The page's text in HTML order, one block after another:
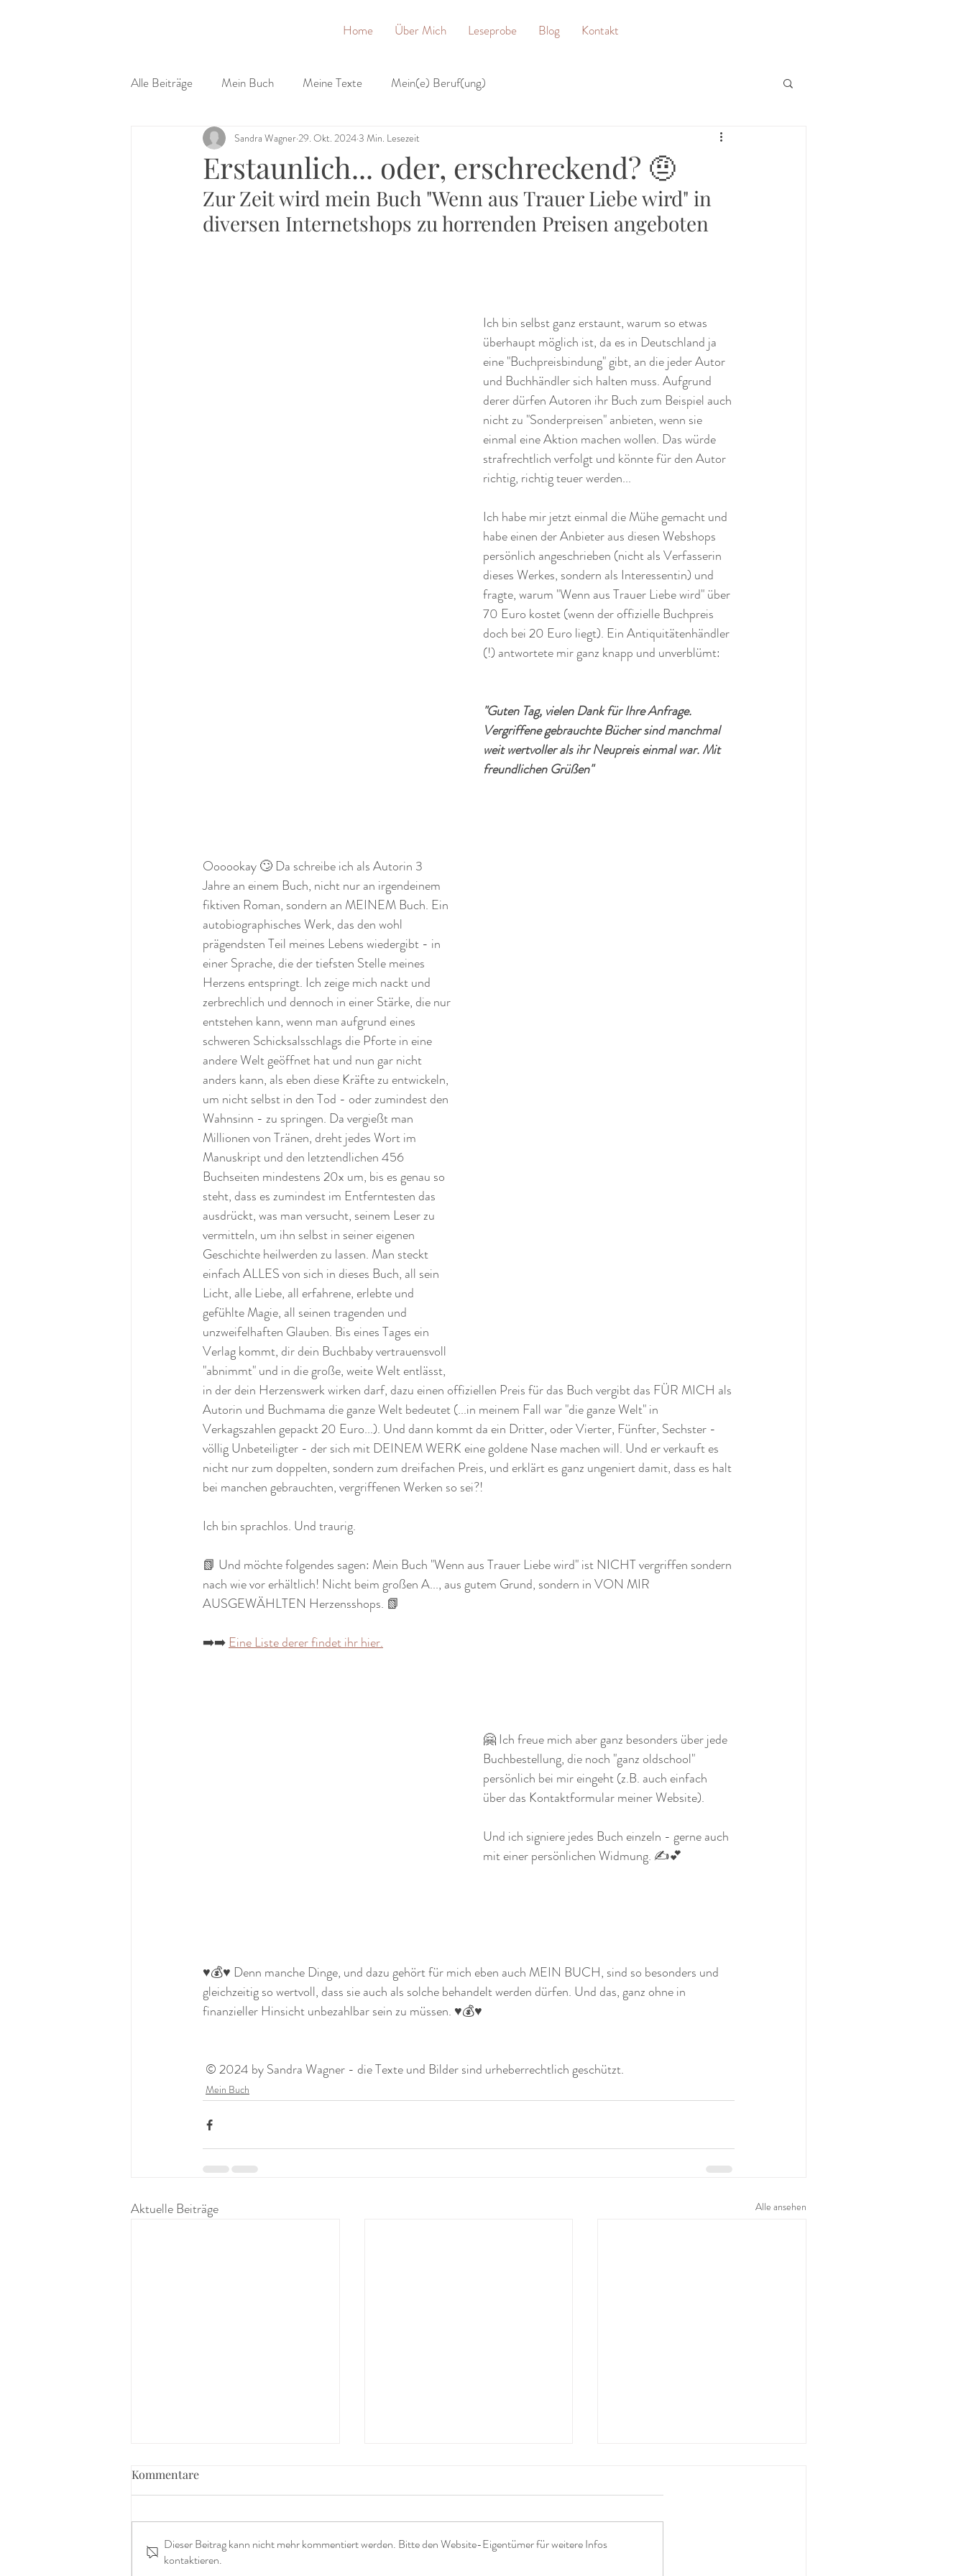
Home Über Mich Leseprobe Blog Kontakt
Alle Beiträge Mein Buch Meine Texte Mein(e) Beruf(ung)
Erstaunlich... oder, erschreckend? 🤨
Sandra Wagner 29. Okt. 20243 Min. Lesezeit
Zur Zeit wird mein Buch "Wenn aus Trauer Liebe wird" in
diversen Internetshops zu horrenden Preisen angeboten
Ich bin selbst ganz erstaunt, warum so etwas
überhaupt möglich ist, da es in Deutschland ja
eine "Buchpreisbindung" gibt, an die jeder Autor
und Buchhändler sich halten muss. Aufgrund
derer dürfen Autoren ihr Buch zum Beispiel auch
nicht zu "Sonderpreisen" anbieten, wenn sie
einmal eine Aktion machen wollen. Das würde
strafrechtlich verfolgt und könnte für den Autor
richtig, richtig teuer werden...
Ich habe mir jetzt einmal die Mühe gemacht und
habe einen der Anbieter aus diesen Webshops
persönlich angeschrieben (nicht als Verfasserin
dieses Werkes, sondern als Interessentin) und
fragte, warum "Wenn aus Trauer Liebe wird" über
70 Euro kostet (wenn der offizielle Buchpreis
doch bei 20 Euro liegt). Ein Antiquitätenhändler
(!) antwortete mir ganz knapp und unverblümt:
"Guten Tag, vielen Dank für Ihre Anfrage.
Vergriffene gebrauchte Bücher sind manchmal
weit wertvoller als ihr Neupreis einmal war. Mit
freundlichen Grüßen"
Oooookay 🙄 Da schreibe ich als Autorin 3
Jahre an einem Buch, nicht nur an irgendeinem
fiktiven Roman, sondern an MEINEM Buch. Ein
autobiographisches Werk, das den wohl
prägendsten Teil meines Lebens wiedergibt - in
einer Sprache, die der tiefsten Stelle meines
Herzens entspringt. Ich zeige mich nackt und
zerbrechlich und dennoch in einer Stärke, die nur
entstehen kann, wenn man aufgrund eines
schweren Schicksalsschlags die Pforte in eine
andere Welt geöffnet hat und nun gar nicht
anders kann, als eben diese Kräfte zu entwickeln,
um nicht selbst in den Tod - oder zumindest den
Wahnsinn - zu springen. Da vergießt man
Millionen von Tränen, dreht jedes Wort im
Manuskript und den letztendlichen 456
Buchseiten mindestens 20x um, bis es genau so
steht, dass es zumindest im Entferntesten das
ausdrückt, was man versucht, seinem Leser zu
vermitteln, um ihn selbst in seiner eigenen
Geschichte heilwerden zu lassen. Man steckt
einfach ALLES von sich in dieses Buch, all sein
Licht, alle Liebe, all erfahrene, erlebte und
gefühlte Magie, all seinen tragenden und
unzweifelhaften Glauben. Bis eines Tages ein
Verlag kommt, dir dein Buchbaby vertrauensvoll
"abnimmt" und in die große, weite Welt entlässt,
in der dein Herzenswerk wirken darf, dazu einen offiziellen Preis für das Buch vergibt das FÜR MICH als
Autorin und Buchmama die ganze Welt bedeutet (...in meinem Fall war "die ganze Welt" in
Verkagszahlen gepackt 20 Euro...). Und dann kommt da ein Dritter, oder Vierter, Fünfter, Sechster -
völlig Unbeteiligter - der sich mit DEINEM WERK eine goldene Nase machen will. Und er verkauft es
nicht nur zum doppelten, sondern zum dreifachen Preis, und erklärt es ganz ungeniert damit, dass es halt
bei manchen gebrauchten, vergriffenen Werken so sei?!
Ich bin sprachlos. Und traurig.
📗 Und möchte folgendes sagen: Mein Buch "Wenn aus Trauer Liebe wird" ist NICHT vergriffen sondern
nach wie vor erhältlich! Nicht beim großen A..., aus gutem Grund, sondern in VON MIR
AUSGEWÄHLTEN Herzensshops. 📗
➡️➡️ Eine Liste derer findet ihr hier.
🤗 Ich freue mich aber ganz besonders über jede
Buchbestellung, die noch "ganz oldschool"
persönlich bei mir eingeht (z.B. auch einfach
über das Kontaktformular meiner Website).
Und ich signiere jedes Buch einzeln - gerne auch
mit einer persönlichen Widmung. ✍️💕
♥️💰♥️ Denn manche Dinge, und dazu gehört für mich eben auch MEIN BUCH, sind so besonders und
gleichzeitig so wertvoll, dass sie auch als solche behandelt werden dürfen. Und das, ganz ohne in
finanzieller Hinsicht unbezahlbar sein zu müssen. ♥️💰♥️
© 2024 by Sandra Wagner - die Texte und Bilder sind urheberrechtlich geschützt.
Mein Buch
Aktuelle Beiträge Alle ansehen
Kommentare
Dieser Beitrag kann nicht mehr kommentiert werden. Bitte den Website-Eigentümer für weitere Infos
kontaktieren.